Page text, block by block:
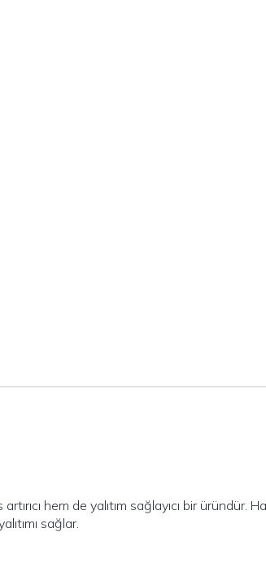
hem de yalıtım sağlayıcı bir üründür.
sağlar.